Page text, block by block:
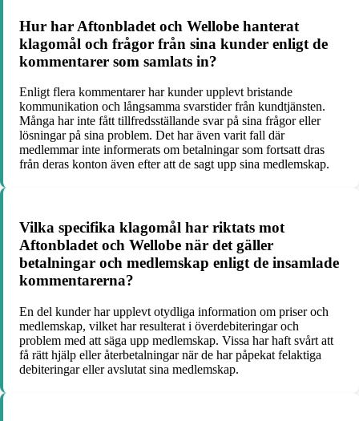
Hur har Aftonbladet och Wellobe hanterat
klagomål och frågor från sina kunder enligt de
kommentarer som samlats in?
Enligt flera kommentarer har kunder upplevt bristande
kommunikation och långsamma svarstider från kundtjänsten.
Många har inte fått tillfredsställande svar på sina frågor eller
lösningar på sina problem. Det har även varit fall där
medlemmar inte informerats om betalningar som fortsatt dras
från deras konton även efter att de sagt upp sina medlemskap.
Vilka specifika klagomål har riktats mot
Aftonbladet och Wellobe när det gäller
betalningar och medlemskap enligt de insamlade
kommentarerna?
En del kunder har upplevt otydliga information om priser och
medlemskap, vilket har resulterat i överdebiteringar och
problem med att säga upp medlemskap. Vissa har haft svårt att
få rätt hjälp eller återbetalningar när de har påpekat felaktiga
debiteringar eller avslutat sina medlemskap.